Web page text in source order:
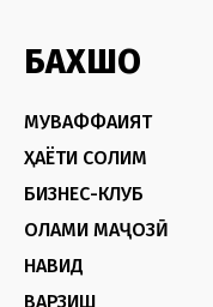
БАХШҲО
МУВАФФАҚИЯТ
ҲАЁТИ СОЛИМ
БИЗНЕС-КЛУБ
ОЛАМИ МАҶОЗӢ
НАВИД
ВАРЗИШ